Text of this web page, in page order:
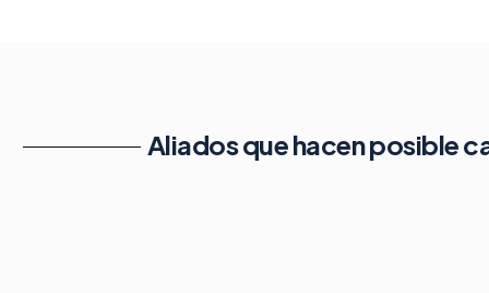
Aliados que hacen posible